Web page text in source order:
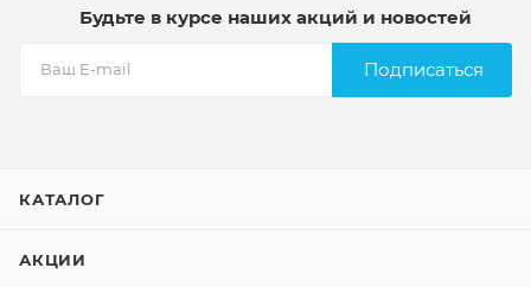
Будьте в курсе наших акций и новостей
Подписаться
КАТАЛОГ
АКЦИИ